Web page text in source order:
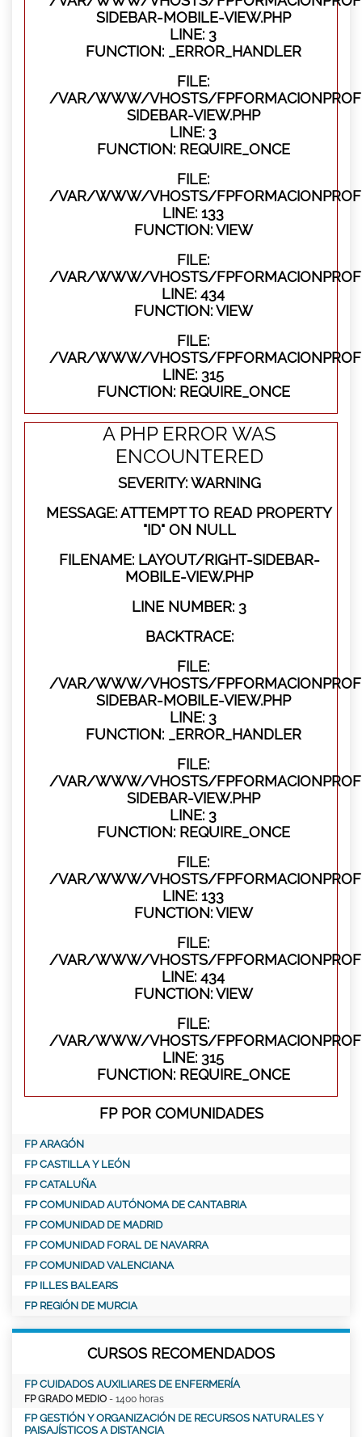
SIDEBAR-MOBILE-VIEW.PHP
LINE: 3
FUNCTION: _ERROR_HANDLER
FILE:
/VAR/WWW/VHOSTS/
SIDEBAR-VIEW.PHP
LINE: 3
FUNCTION: REQUIRE_ONCE
FILE:
/VAR/WWW/VHOSTS/
LINE: 133
FUNCTION: VIEW
FILE:
/VAR/WWW/VHOSTS/
LINE: 434
FUNCTION: VIEW
FILE:
/VAR/WWW/VHOSTS/
LINE: 315
FUNCTION: REQUIRE_ONCE
A PHP ERROR WAS
ENCOUNTERED
SEVERITY: WARNING
MESSAGE: ATTEMPT TO READ PROPERTY
"ID" ON NULL
FILENAME: LAYOUT/RIGHT-SIDEBAR-
MOBILE-VIEW.PHP
LINE NUMBER: 3
BACKTRACE:
FILE:
/VAR/WWW/VHOSTS/
SIDEBAR-MOBILE-VIEW.PHP
LINE: 3
FUNCTION: _ERROR_HANDLER
FILE:
/VAR/WWW/VHOSTS/
SIDEBAR-VIEW.PHP
LINE: 3
FUNCTION: REQUIRE_ONCE
FILE:
/VAR/WWW/VHOSTS/
LINE: 133
FUNCTION: VIEW
FILE:
/VAR/WWW/VHOSTS/
LINE: 434
FUNCTION: VIEW
FILE:
/VAR/WWW/VHOSTS/
LINE: 315
FUNCTION: REQUIRE_ONCE
FP POR COMUNIDADES
FP ARAGÓN
FP CASTILLA Y LEÓN
FP CATALUÑA
FP COMUNIDAD AUTÓNOMA DE CANTABRIA
FP COMUNIDAD DE MADRID
FP COMUNIDAD FORAL DE NAVARRA
FP COMUNIDAD VALENCIANA
FP ILLES BALEARS
FP REGIÓN DE MURCIA
CURSOS RECOMENDADOS
FP CUIDADOS AUXILIARES DE ENFERMERÍA
FP GRADO MEDIO - 1400 horas
FP GESTIÓN Y ORGANIZACIÓN DE RECURSOS NATURALES Y
PAISAJÍSTICOS A DISTANCIA